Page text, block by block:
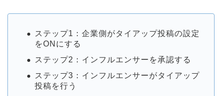
ステップ1：企業側がタイアップ投稿の設定
をONにする
ステップ2：インフルエンサーを承認する
ステップ3：インフルエンサーがタイアップ
投稿を行う